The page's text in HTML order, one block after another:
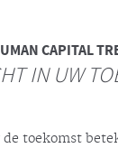
CAPITAL
IN UW
de toekomst